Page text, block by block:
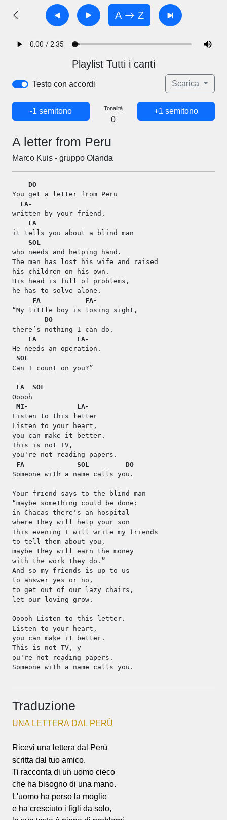
A Z
Playlist Tutti i canti
Testo con accordi Scarica
-1 semitono Tonalità
0
+1 semitono
A letter from Peru
Marco Kuis - gruppo Olanda
DO
You get a letter from Peru
LA-
written by your friend,
FA
it tells you about a blind man
SOL
who needs and helping hand.
The man has lost his wife and raised
his children on his own.
His head is full of problems,
he has to solve alone.
FA
FA-
“My little boy is losing sight,
DO
there’s nothing I can do.
FA
FA-
He needs an operation.
SOL
Can I count on you?”
FA
SOL
Ooooh
MI-
LA-
Listen to this letter
Listen to your heart,
you can make it better.
This is not TV,
you're not reading papers.
FA
SOL
DO
Someone with a name calls you.
Your friend says to the blind man
“maybe something could be done:
in Chacas there's an hospital
where they will help your son
This evening I will write my friends
to tell them about you,
maybe they will earn the money
with the work they do.”
And so my friends is up to us
to answer yes or no,
to get out of our lazy chairs,
let our loving grow.
Ooooh Listen to this letter.
Listen to your heart,
you can make it better.
This is not TV, y
ou're not reading papers.
Someone with a name calls you.
Traduzione
UNA LETTERA DAL PERÙ
Ricevi una lettera dal Perù
scritta dal tuo amico.
Ti racconta di un uomo cieco
che ha bisogno di una mano.
L'uomo ha perso la moglie
e ha cresciuto i figli da solo,